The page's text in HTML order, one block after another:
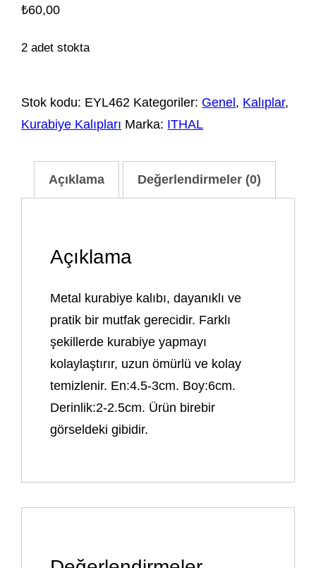
₺60,00
2 adet stokta
Stok kodu: EYL462 Kategoriler: Genel, Kalıplar,
Kurabiye Kalıpları Marka: ITHAL
Açıklama Değerlendirmeler (0)
Açıklama
Metal kurabiye kalıbı, dayanıklı ve
pratik bir mutfak gerecidir. Farklı
şekillerde kurabiye yapmayı
kolaylaştırır, uzun ömürlü ve kolay
temizlenir. En:4.5-3cm. Boy:6cm.
Derinlik:2-2.5cm. Ürün birebir
görseldeki gibidir.